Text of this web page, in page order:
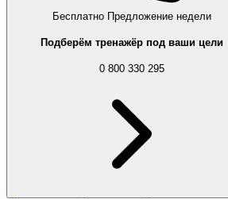
Бесплатно Предложение недели
Подберём тренажёр под ваши цели
0 800 330 295